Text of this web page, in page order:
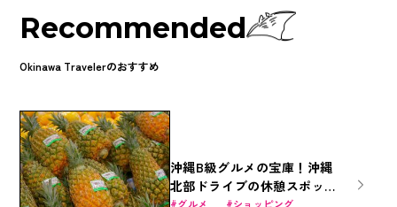
Recommended
Okinawa Travelerのおすすめ
沖縄B級グルメの宝庫！沖縄
北部ドライブの休憩スポット
グルメ ショッピング